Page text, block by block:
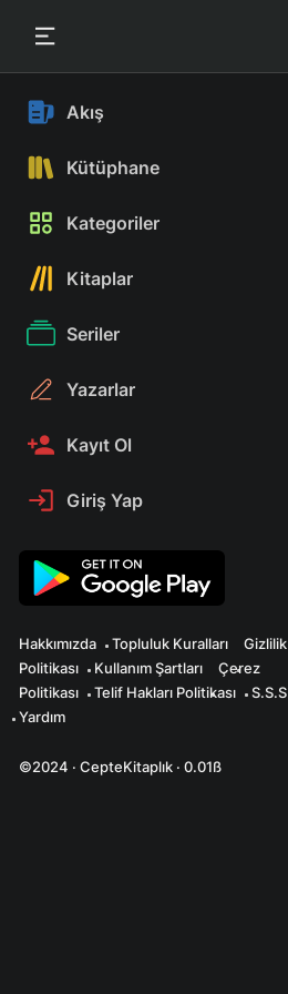
Akış
Kütüphane
Kategoriler
Kitaplar
Seriler
Yazarlar
Kayıt Ol
Giriş Yap
Hakkımızda Topluluk Kuralları
Gizlilik
Politikası
Kullanım Şartları
Çerez
Politikası
Telif Hakları Politikası
S.S.S
Yardım
©2024 · CepteKitaplık · 0.01ß